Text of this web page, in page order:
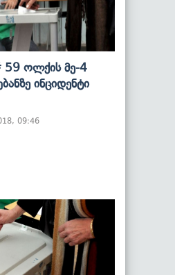
59 Ოლქის Მე-4
Ინციდენტი
09:46